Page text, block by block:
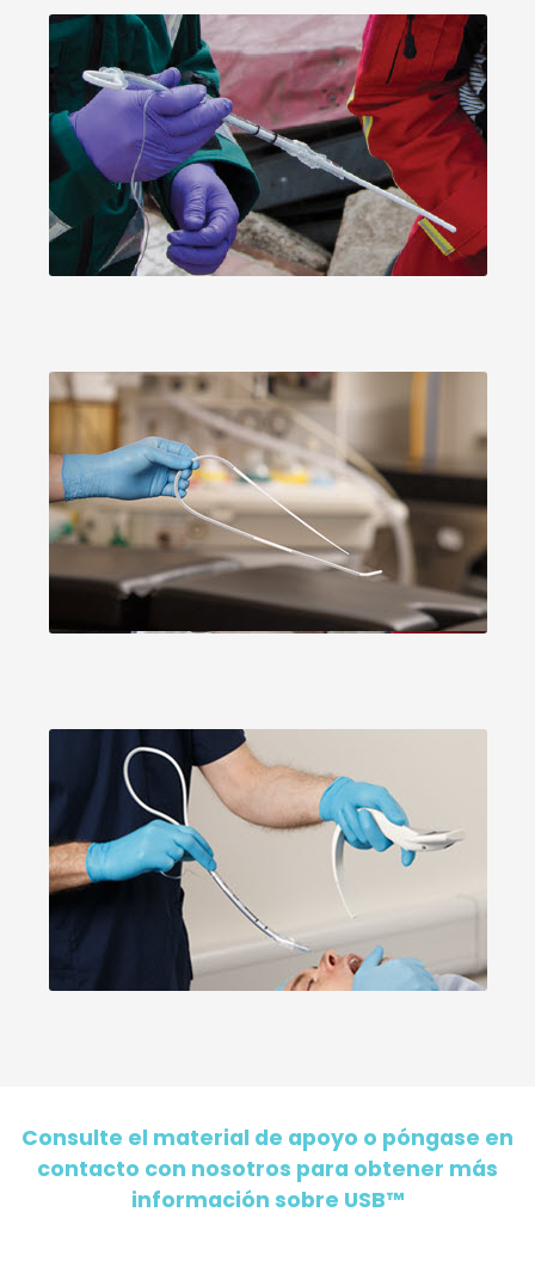
Consulte el material de apoyo o póngase en
contacto con nosotros para obtener más
información sobre USB™